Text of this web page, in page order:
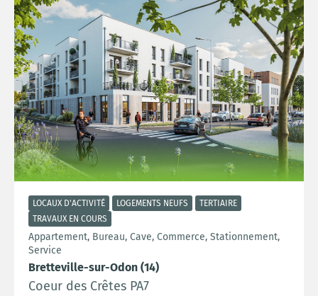
LOCAUX D'ACTIVITÉ LOGEMENTS NEUFS
TERTIAIRE
TRAVAUX EN COURS
Appartement, Bureau, Cave, Commerce, Stationnement,
Service
Bretteville-sur-Odon (14)
Coeur des Crêtes PA7